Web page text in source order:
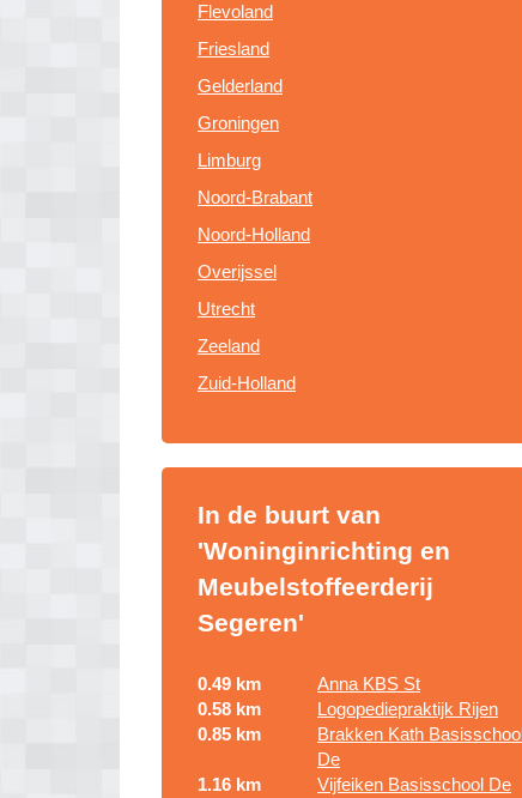
Flevoland
Friesland
Gelderland
Groningen
Limburg
Noord-Brabant
Noord-Holland
Overijssel
Utrecht
Zeeland
Zuid-Holland
In de buurt van
'Woninginrichting en
Meubelstoffeerderij
Segeren'
0.49 km
Anna KBS St
0.58 km
Logopediepraktijk Rijen
0.85 km
Brakken Kath
De
1.16 km
Vijfeiken Basisschool De